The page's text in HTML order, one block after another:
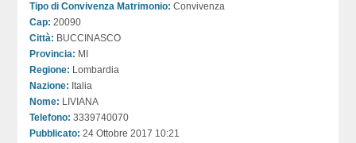
Tipo di Convivenza Matrimonio: Convivenza
Cap: 20090
Città: BUCCINASCO
Provincia: MI
Regione: Lombardia
Nazione: Italia
Nome: LIVIANA
Telefono: 3339740070
Pubblicato: 24 Ottobre 2017 10:21